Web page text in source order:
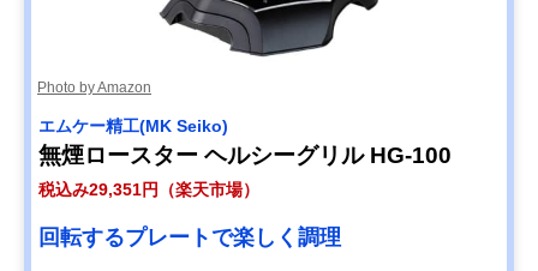
Photo by Amazon
エムケー精工(MK Seiko)
無煙ロースター ヘルシーグリル HG-100
税込み29,351円（楽天市場）
回転するプレートで楽しく調理